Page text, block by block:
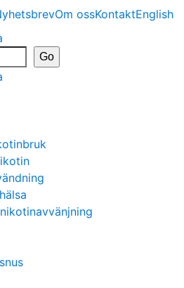
Om ossKontaktEnglish